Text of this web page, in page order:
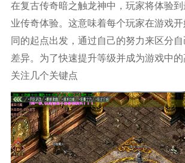
在复古传奇暗之触龙神中，玩家将体验
业传奇体验。这意味着每个玩家在游戏
同的起点出发，通过自己的努力来区分
差异。为了快速提升等级并成为游戏中
关注几个关键点